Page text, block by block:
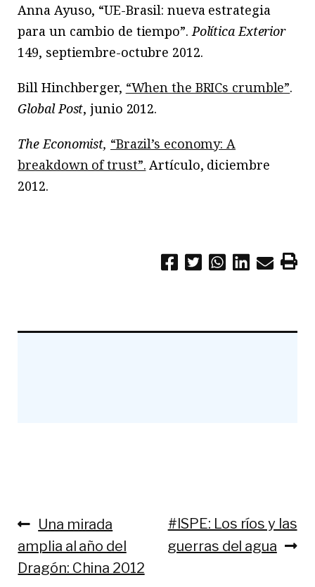
Anna Ayuso, “UE-Brasil: nueva estrategia
para un cambio de tiempo”. Política Exterior
149, septiembre-octubre 2012.
Bill Hinchberger, “When the BRICs crumble”.
Global Post, junio 2012.
The Economist, “Brazil’s economy: A
breakdown of trust”. Artículo, diciembre
2012.
Navegación
de
entradas
Anterior:
Una mirada
amplia al año del
Dragón: China 2012
Siguiente:
#ISPE: Los ríos y las
guerras del agua